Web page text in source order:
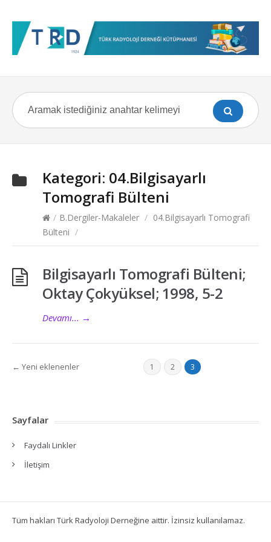
Kategori: 04.Bilgisayarlı
Tomografi Bülteni
/ B.Dergiler-Makaleler / 04.Bilgisayarlı Tomografi
Bülteni /
Bilgisayarlı Tomografi Bülteni;
Oktay Çokyüksel; 1998, 5-2
Devamı... →
← Yeni eklenenler 1 2 3
Sayfalar
Faydalı Linkler
İletişim
Tüm hakları Türk Radyoloji Derneğine aittir. İzinsiz kullanılamaz.